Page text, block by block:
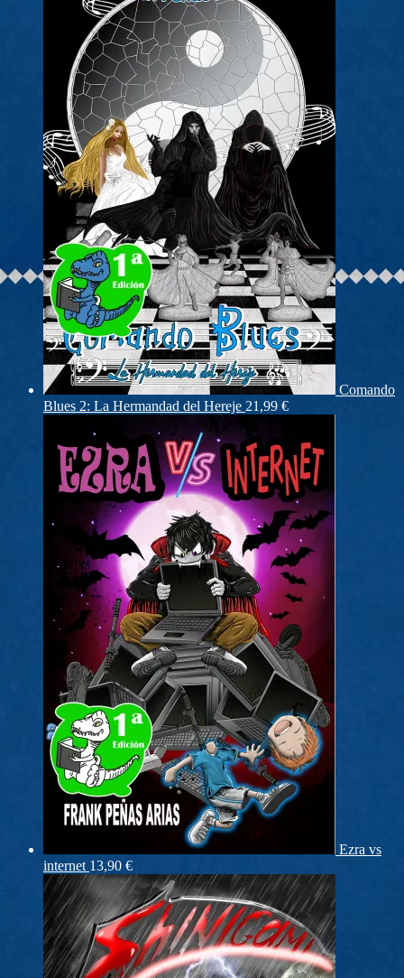
Comando
Blues 2: La Hermandad del Hereje 21,99 €
Ezra vs
internet 13,90 €